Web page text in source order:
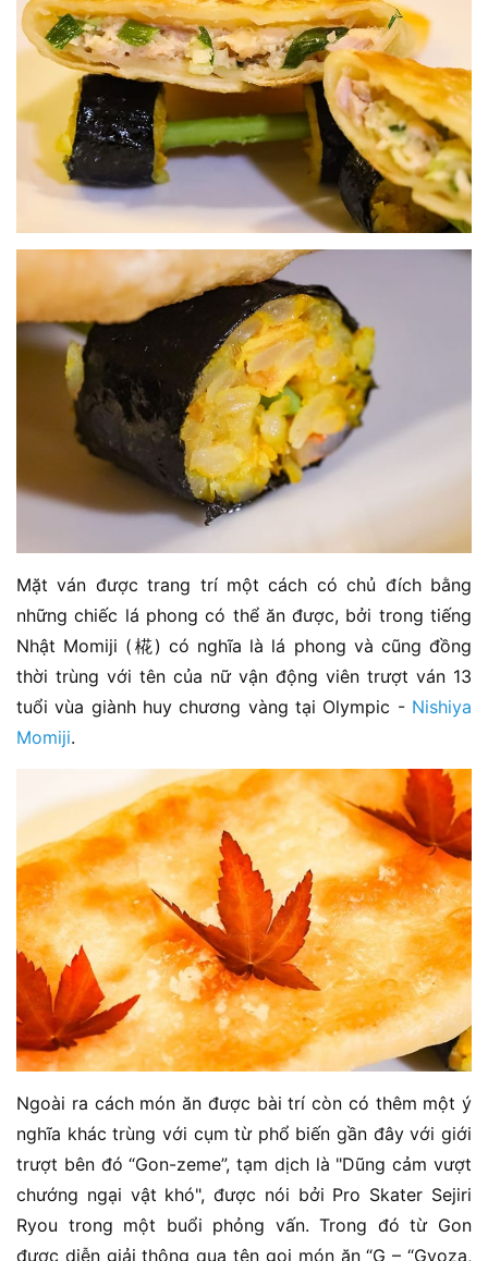
Mặt ván được trang trí một cách có chủ đích bằng
những chiếc lá phong có thể ăn được, bởi trong tiếng
Nhật Momiji (椛) có nghĩa là lá phong và cũng đồng
thời trùng với tên của nữ vận động viên trượt ván 13
tuổi vùa giành huy chương vàng tại Olympic - Nishiya
Momiji.
Ngoài ra cách món ăn được bài trí còn có thêm một ý
nghĩa khác trùng với cụm từ phổ biến gần đây với giới
trượt bên đó “Gon-zeme”, tạm dịch là "Dũng cảm vượt
chướng ngại vật khó", được nói bởi Pro Skater Sejiri
Ryou trong một buổi phỏng vấn. Trong đó từ Gon
được diễn giải thông qua tên gọi món ăn “G – “Gyoza,